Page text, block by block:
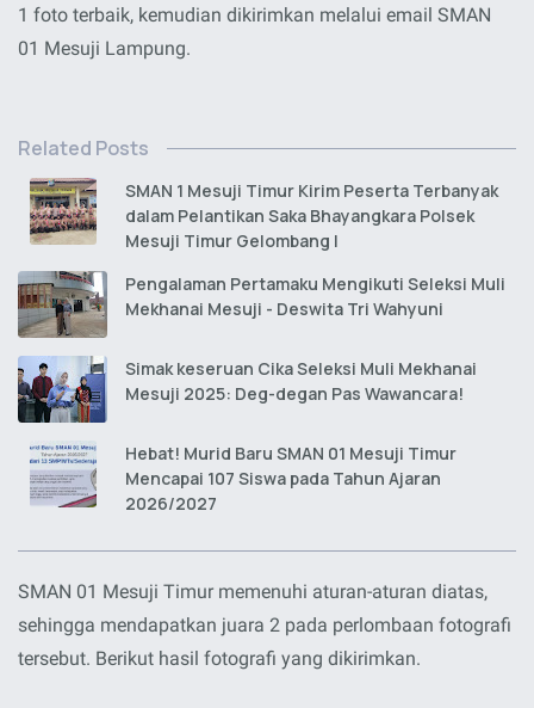
1 foto terbaik, kemudian dikirimkan melalui email SMAN
01 Mesuji Lampung.
Related Posts
SMAN 1 Mesuji Timur Kirim Peserta Terbanyak
dalam Pelantikan Saka Bhayangkara Polsek
Mesuji Timur Gelombang I
Pengalaman Pertamaku Mengikuti Seleksi Muli
Mekhanai Mesuji - Deswita Tri Wahyuni
Simak keseruan Cika Seleksi Muli Mekhanai
Mesuji 2025: Deg-degan Pas Wawancara!
Hebat! Murid Baru SMAN 01 Mesuji Timur
Mencapai 107 Siswa pada Tahun Ajaran
2026/2027
SMAN 01 Mesuji Timur memenuhi aturan-aturan diatas,
sehingga mendapatkan juara 2 pada perlombaan fotografi
tersebut. Berikut hasil fotografi yang dikirimkan.